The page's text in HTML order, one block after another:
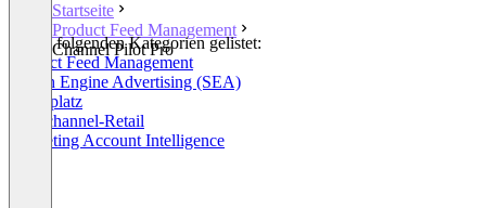
Startseite
Product Feed Management
Channel Pilot Pro
In den folgenden Kategorien gelistet:
Product Feed Management
Search Engine Advertising (SEA)
Marktplatz
Multichannel-Retail
Marketing Account Intelligence